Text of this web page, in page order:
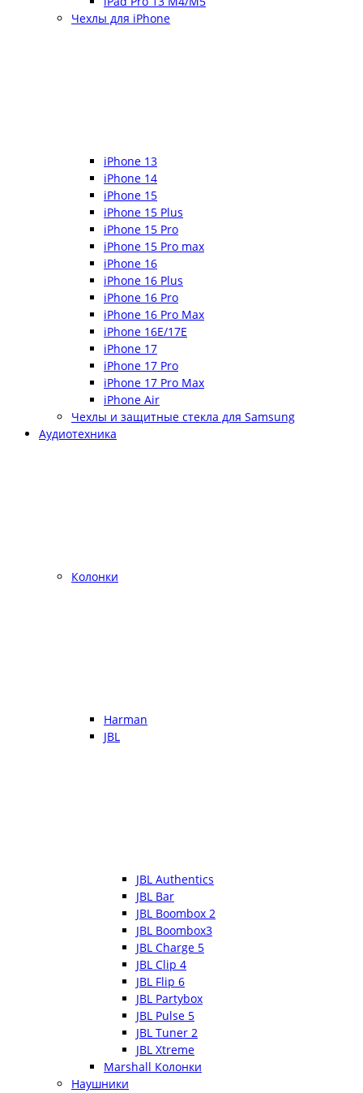
Чехлы для iPhone
iPhone 13
iPhone 14
iPhone 15
iPhone 15 Plus
iPhone 15 Pro
iPhone 15 Pro max
iPhone 16
iPhone 16 Plus
iPhone 16 Pro
iPhone 16 Pro Max
iPhone 16E/17E
iPhone 17
iPhone 17 Pro
iPhone 17 Pro Max
iPhone Air
Чехлы и защитные стекла для Samsung
Аудиотехника
Колонки
Harman
JBL
JBL Authentics
JBL Bar
JBL Boombox 2
JBL Boombox3
JBL Charge 5
JBL Clip 4
JBL Flip 6
JBL Partybox
JBL Pulse 5
JBL Tuner 2
JBL Xtreme
Marshall Колонки
Наушники